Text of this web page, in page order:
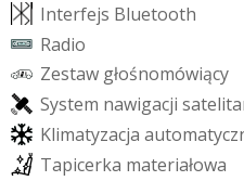
Interfejs Bluetooth
Radio
Zestaw głośnomówiący
System nawigacji satelita
Klimatyzacja automatycz
Tapicerka materiałowa